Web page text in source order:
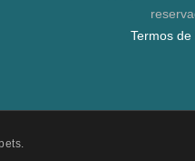
Termos